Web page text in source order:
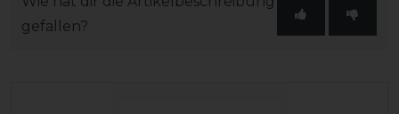
gefallen?